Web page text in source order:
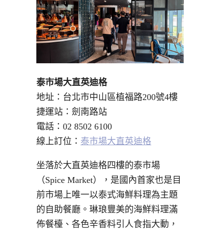
泰市場大直英迪格
地址：台北市中山區植福路200號4樓
捷運站：劍南路站
電話：02 8502 6100
線上訂位： 泰市場大直英迪格
坐落於大直英迪格四樓的泰市場
（Spice Market），是國內首家也是目
前市場上唯一以泰式海鮮料理為主題
的自助餐廳。琳琅豐美的海鮮料理滿
佈餐檯、各色辛香料引人食指大動，